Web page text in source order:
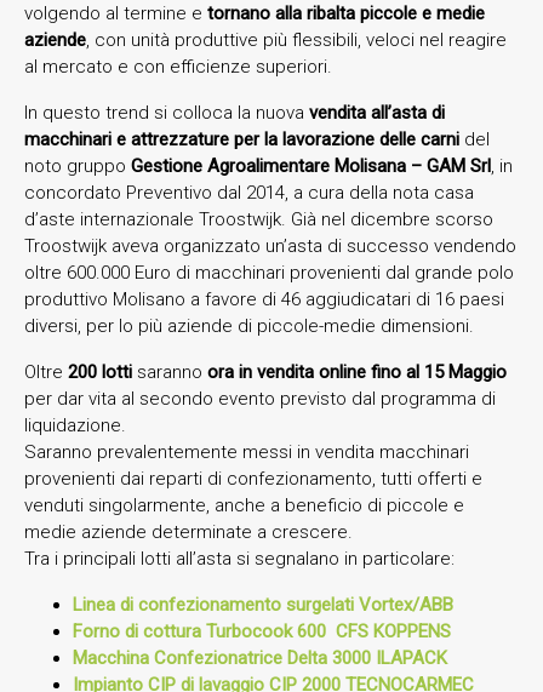
volgendo al termine e tornano alla ribalta piccole e medie
aziende, con unità produttive più flessibili, veloci nel reagire
al mercato e con efficienze superiori.
In questo trend si colloca la nuova vendita all’asta di
macchinari e attrezzature per la lavorazione delle carni del
noto gruppo Gestione Agroalimentare Molisana – GAM Srl, in
concordato Preventivo dal 2014, a cura della nota casa
d’aste internazionale Troostwijk. Già nel dicembre scorso
Troostwijk aveva organizzato un’asta di successo vendendo
oltre 600.000 Euro di macchinari provenienti dal grande polo
produttivo Molisano a favore di 46 aggiudicatari di 16 paesi
diversi, per lo più aziende di piccole-medie dimensioni.
Oltre 200 lotti saranno ora in vendita online fino al 15 Maggio
per dar vita al secondo evento previsto dal programma di
liquidazione.
Saranno prevalentemente messi in vendita macchinari
provenienti dai reparti di confezionamento, tutti offerti e
venduti singolarmente, anche a beneficio di piccole e
medie aziende determinate a crescere.
Tra i principali lotti all’asta si segnalano in particolare:
Linea di confezionamento surgelati Vortex/ABB
Forno di cottura Turbocook 600 CFS KOPPENS
Macchina Confezionatrice Delta 3000 ILAPACK
Impianto CIP di lavaggio CIP 2000 TECNOCARMEC